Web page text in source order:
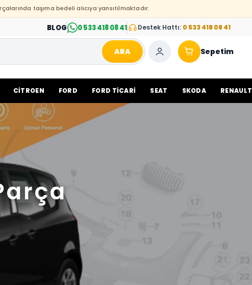
taşıma bedeli alıcıya yansıtılmaktadır.
BLOG 0 533 418 08 41 Destek Hattı: 0 533 418 08 41
ARA Sepetim
CİTROEN FORD FORD TİCARİ SEAT SKODA RENAULT